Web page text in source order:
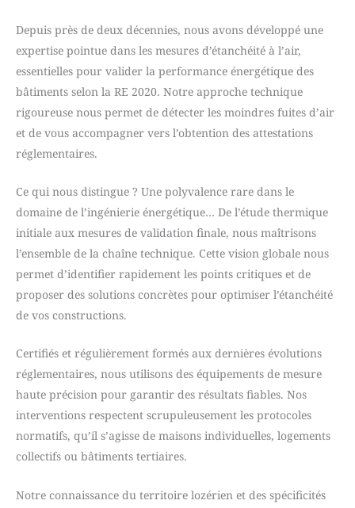
Depuis près de deux décennies, nous avons développé une
expertise pointue dans les mesures d’étanchéité à l’air,
essentielles pour valider la performance énergétique des
bâtiments selon la RE 2020. Notre approche technique
rigoureuse nous permet de détecter les moindres fuites d’air
et de vous accompagner vers l’obtention des attestations
réglementaires.
Ce qui nous distingue ? Une polyvalence rare dans le
domaine de l’ingénierie énergétique… De l’étude thermique
initiale aux mesures de validation finale, nous maîtrisons
l’ensemble de la chaîne technique. Cette vision globale nous
permet d’identifier rapidement les points critiques et de
proposer des solutions concrètes pour optimiser l’étanchéité
de vos constructions.
Certifiés et régulièrement formés aux dernières évolutions
réglementaires, nous utilisons des équipements de mesure
haute précision pour garantir des résultats fiables. Nos
interventions respectent scrupuleusement les protocoles
normatifs, qu’il s’agisse de maisons individuelles, logements
collectifs ou bâtiments tertiaires.
Notre connaissance du territoire lozérien et des spécificités